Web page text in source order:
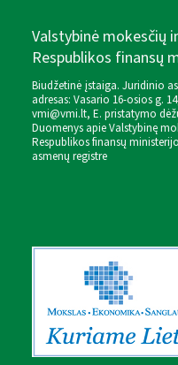
Valstybinė mokesčių
Respublikos finansų
Biudžetinė įstaiga. Juridinio
adresas: Vasario 16-osios g.
vmi@vmi.lt, E. pristatymo
Duomenys apie Valstybinę
Respublikos finansų
asmenų registre